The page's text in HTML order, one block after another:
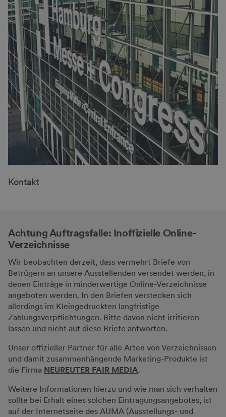
Kontakt
Achtung Auftragsfalle: Inoffizielle Online-
Verzeichnisse
Wir beobachten derzeit, dass vermehrt Briefe von
Betrügern an unsere Ausstellenden versendet werden, in
denen Einträge in minderwertige Online-Verzeichnisse
angeboten werden. In den Briefen verstecken sich
allerdings im Kleingedruckten langfristige
Zahlungsverpflichtungen. Bitte davon nicht irritieren
lassen und nicht auf diese Briefe antworten.
Unser offizieller Partner für alle Arten von Verzeichnissen
und damit zusammenhängende Marketing-Produkte ist
die Firma NEUREUTER FAIR MEDIA.
Weitere Informationen hierzu und wie man sich verhalten
sollte bei Erhalt eines solchen Eintragungsangebotes, ist
auf der Internetseite des AUMA (Ausstellungs- und